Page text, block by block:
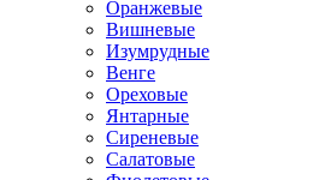
Оранжевые
Вишневые
Изумрудные
Венге
Ореховые
Янтарные
Сиреневые
Салатовые